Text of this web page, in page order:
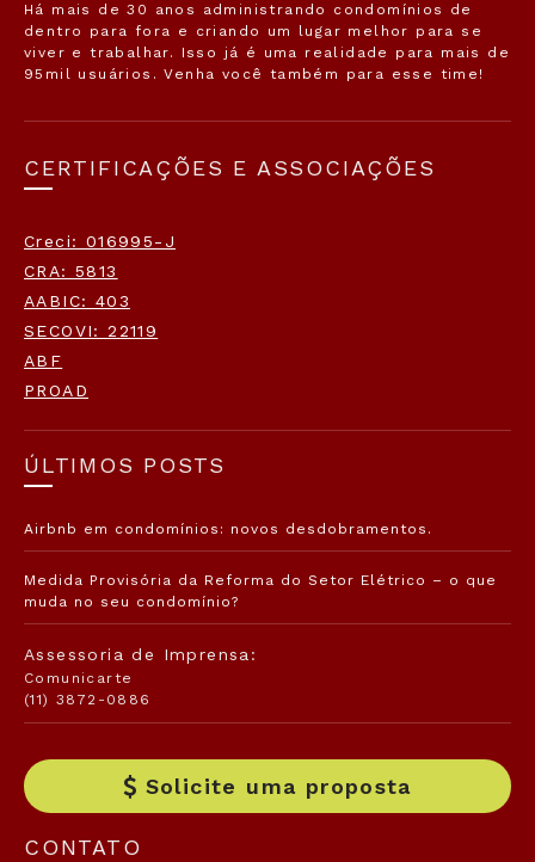
Há mais de 30 anos administrando condomínios de
dentro para fora e criando um lugar melhor para se
viver e trabalhar. Isso já é uma realidade para mais de
95mil usuários. Venha você também para esse time!
CERTIFICAÇÕES E ASSOCIAÇÕES
Creci: 016995-J
CRA: 5813
AABIC: 403
SECOVI: 22119
ABF
PROAD
ÚLTIMOS POSTS
Airbnb em condomínios: novos desdobramentos.
Medida Provisória da Reforma do Setor Elétrico – o que
muda no seu condomínio?
Assessoria de Imprensa:
Comunicarte
(11) 3872-0886
Solicite uma proposta
CONTATO